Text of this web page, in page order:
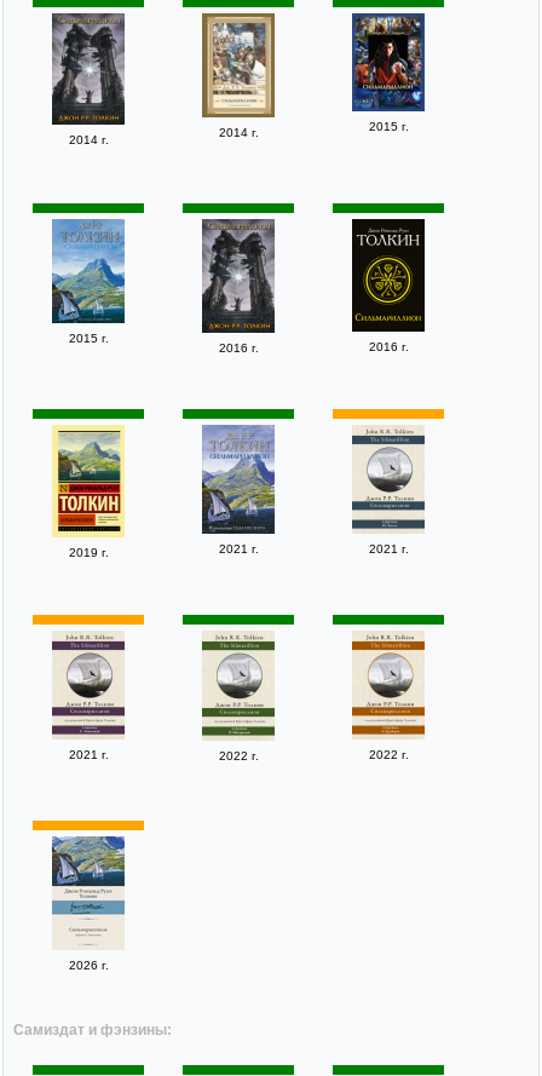
2014 г.
2014 г. 2015 г.
2015 г.
2016 г. 2016 г.
2019 г. 2021 г. 2021 г.
2021 г. 2022 г. 2022 г.
2026 г.
Самиздат и фэнзины: